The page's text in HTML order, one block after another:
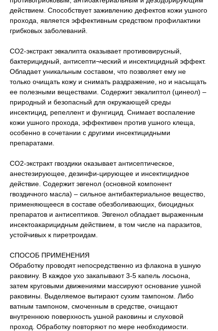
действием. Способствует заживлению дефектов кожи ушного
прохода, является эффективным средством профилактики
грибковых заболеваний.
СО2-экстракт эвкалипта оказывает противовирусный,
бактерицидный, антисепти¬ческий и инсектицидный эффект.
Обладает уникальным составом, что позволяет ему не
только очищать кожу и снимать раздражение, но и насыщать
ее полезными веществами. Содержит эвкалиптол (цинеол) –
природный и безопасный для окружающей среды
инсектицид, репеллент и фунгицид. Снимает воспаление
кожи ушного прохода, эффективен против ушного клеща,
особенно в сочетании с другими инсектицидными
препаратами.
СО2-экстракт гвоздики оказывает антисептическое,
анестезирующее, дезинфи-цирующее и инсектицидное
действие. Содержит эвгенол (основной компонент
гвоздичного масла) – сильное антибактериальное вещество,
применяющееся в составе обезболивающих, биоцидных
препаратов и антисептиков. Эвгенол обладает выраженным
инсектоакарицидным действием, в том числе на паразитов,
устойчивых к пиретроидам.
СПОСОБ ПРИМЕНЕНИЯ
Обработку проводят непосредственно из флакона в ушную
раковину. В каждое ухо закапывают 3-5 капель лосьона,
затем круговыми движениями массируют основание ушной
раковины. Выделяемое вытирают сухим тампоном. Либо
ватным тампоном, смоченным в средстве, очищают
внутреннюю поверхность ушной раковины и слуховой
проход. Обработку повторяют по мере необходимости.